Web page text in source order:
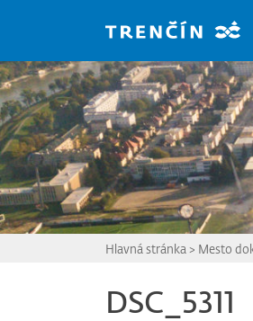
Hlavná stránka > Mesto
DSC_5311